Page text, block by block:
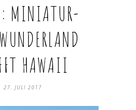
MINIATUR-
HAWAII
27. JULI 2017